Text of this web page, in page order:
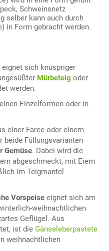
Schweinsnetz
selber kann auch durch
in Form gebracht werden.
sich knuspriger
Mürbeteig oder
werden.
Einzelformen oder in
einer Farce oder einem
beide Füllungsvarianten
Gemüse. Dabei wird die
abgeschmeckt, mit Eiern
im Teigmantel
Vorspeise eignet sich am
weihnachtlichen
Geflügel. Aus
ist die Gänseleberpastete
weihnachtlichen